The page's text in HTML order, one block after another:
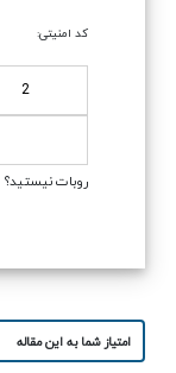
کد امنیتی:
روبات نیستید؟
امتیاز شما به این مقاله